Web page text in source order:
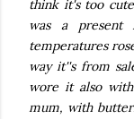
think it's too
was a
temperatures
way it''s from
wore it also
mum, with